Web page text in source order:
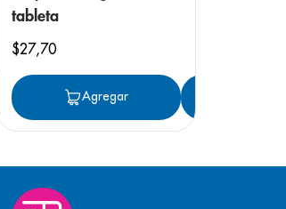
Agregar
tableta
$27,70
Agregar